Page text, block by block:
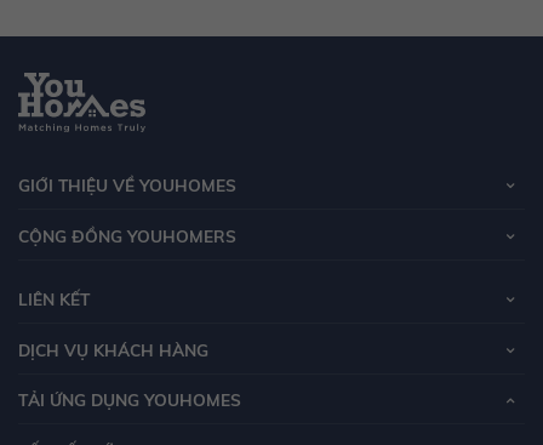
GIỚI THIỆU VỀ YOUHOMES
CỘNG ĐỒNG YOUHOMERS
LIÊN KẾT
DỊCH VỤ KHÁCH HÀNG
TẢI ỨNG DỤNG YOUHOMES